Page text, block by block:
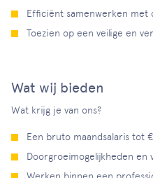
Efficiënt samenwerken met
Toezien op een veilige en
Wat wij bieden
Wat krijg je van ons?
Een bruto maandsalaris tot
Doorgroeimogelijkheden en